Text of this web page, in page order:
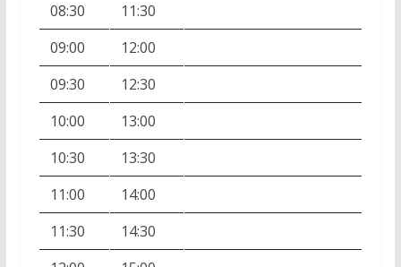
08:30
11:30
09:00
12:00
09:30
12:30
10:00
13:00
10:30
13:30
11:00
14:00
11:30
14:30